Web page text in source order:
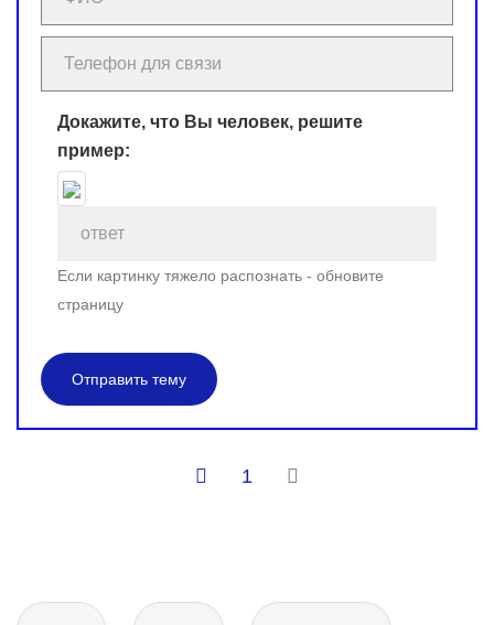
Докажите, что Вы человек, решите
пример:
Если картинку тяжело распознать - обновите
страницу
Отправить тему
1